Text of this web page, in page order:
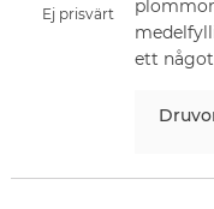
Ej prisvärt
ett något